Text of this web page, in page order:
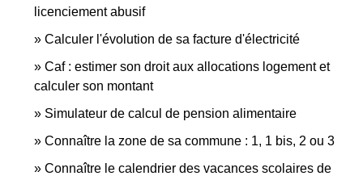
licenciement abusif
Calculer l'évolution de sa facture d'électricité
Caf : estimer son droit aux allocations logement et
calculer son montant
Simulateur de calcul de pension alimentaire
Connaître la zone de sa commune : 1, 1 bis, 2 ou 3
Connaître le calendrier des vacances scolaires de